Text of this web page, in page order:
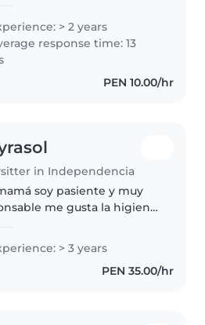
además de cuidar a
bebés y niños de 1 a 2 años,
> 2 years
response time: 13
PEN 10.00/hr
in Independencia
soy pasiente y muy
me gusta la higiene
> 3 years
PEN 35.00/hr